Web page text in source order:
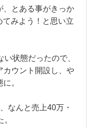
、とある事がきっか
てみよう！と思い立
状態だったので、
カウント開設し、や
。
なんと売上40万・